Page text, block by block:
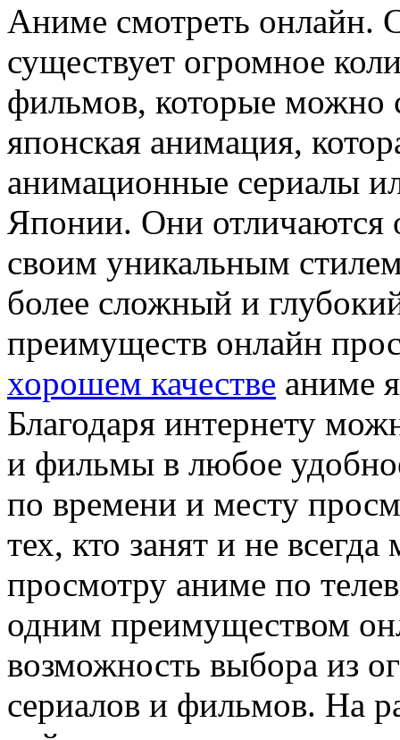
Аниме смотреть онлайн.
существует огромное
фильмов, которые можно
японская анимация,
анимационные сериалы
Японии. Они отличаются
своим уникальным
более сложный и
преимуществ онлайн
хорошем качестве аниме
Благодаря интернету
и фильмы в любое
по времени и месту
тех, кто занят и не
просмотру аниме по
одним преимуществом
возможность выбора из
сериалов и фильмов. На